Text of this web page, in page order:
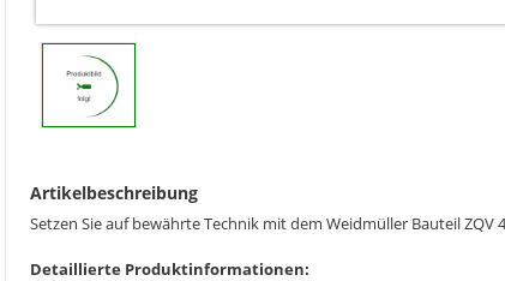
Artikelbeschreibung
Setzen Sie auf bewährte Technik mit dem Weidmüller Bauteil ZQV
Detaillierte Produktinformationen: